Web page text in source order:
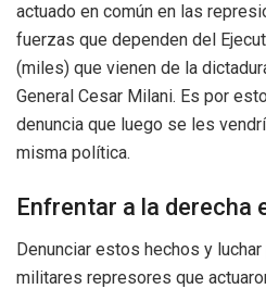
actuado en común en las
fuerzas que dependen del
(miles) que vienen de la
General Cesar Milani. Es por
denuncia que luego se les
misma política.
Enfrentar a la derecha
Denunciar estos hechos y
militares represores que